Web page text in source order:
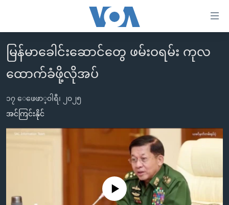
လွယ်ကူ
စေ
သည့်
Link
များ
ပင်မ
မူလစာမျက်နှာ
မြန်မာ
နိုင်ငံတကာ
အမေရိကန်
အစ္စရေး-ပါလက်စတိုင်း
ဗွီဒီယို
သတင်းလွတ်လပ်ခွင့်
အင်္ဂလိပ်စာလေ့လာမယ်
မကြေးမုံရဲ့ အင်္ဂလိပ်စာ
ရေဒီယို
ရေဒီယိုနှင့်ရုပ်သံ အချက်အလက်များ
မြန်မာခေါင်းဆောင်တွေ ဖမ်းဝရမ်း ကုလ
ထောက်ခံဖို့လိုအပ်
၁၇ ေဖေဖာ္၀ါရီ၊ ၂၀၂၅
အင်ကြင်းနိုင်
No media source currently available